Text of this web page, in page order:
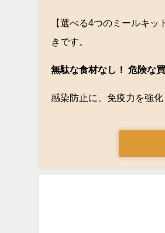
【選べる4つのミールキッ
きです。
無駄な食材なし！ 危険な
感染防止に、免疫力を強化